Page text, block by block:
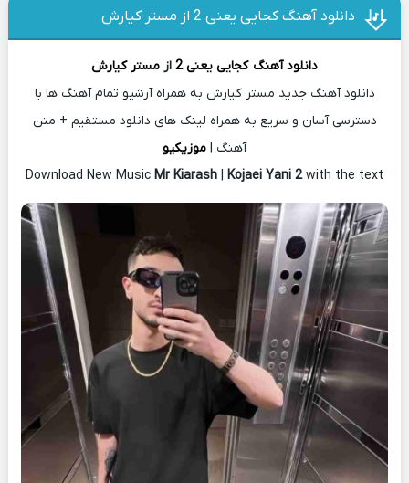
دانلود آهنگ کجایی یعنی 2 از مستر کیارش
دانلود آهنگ کجایی یعنی 2 از مستر کیارش
دانلود آهنگ جدید مستر کیارش به همراه آرشیو تمام آهنگ ها با
دسترسی آسان و سریع به همراه لینک های دانلود مستقیم + متن
آهنگ | موزیکیو
Download New Music Mr Kiarash | Kojaei Yani 2with the text